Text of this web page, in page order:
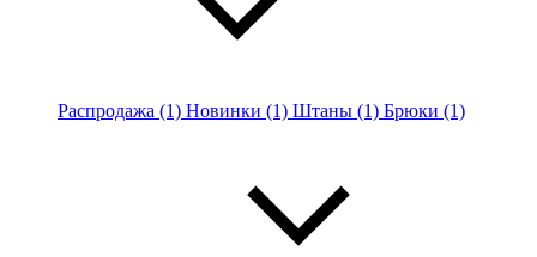
Распродажа (1) Новинки (1) Штаны (1) Брюки (1)